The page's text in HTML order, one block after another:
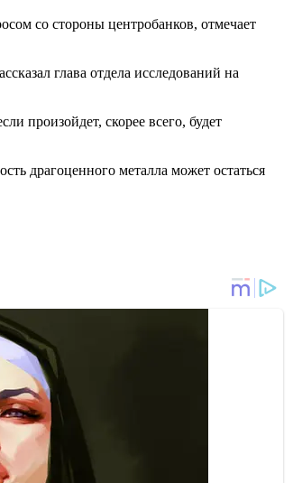
со стороны центробанков, отмечает
глава отдела исследований на
произойдет, скорее всего, будет
драгоценного металла может остаться